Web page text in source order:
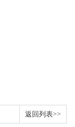
返回列表>>